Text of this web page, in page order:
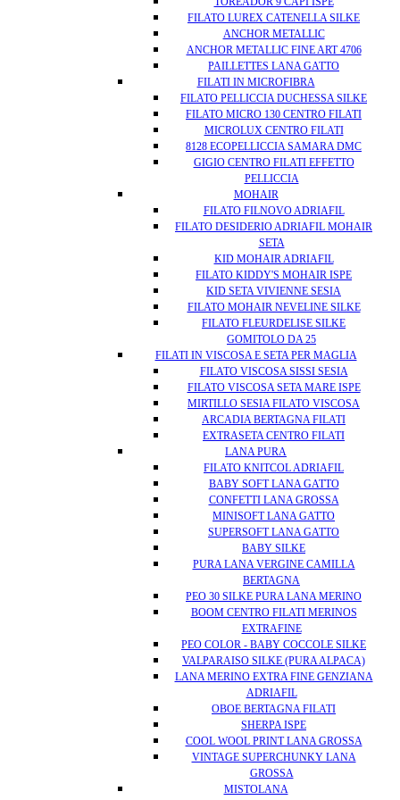
FILATO LUREX CATENELLA SILKE
ANCHOR METALLIC
ANCHOR METALLIC FINE ART 4706
PAILLETTES LANA GATTO
FILATI IN MICROFIBRA
FILATO PELLICCIA DUCHESSA SILKE
FILATO MICRO 130 CENTRO FILATI
MICROLUX CENTRO FILATI
8128 ECOPELLICCIA SAMARA DMC
GIGIO CENTRO FILATI EFFETTO
PELLICCIA
MOHAIR
FILATO FILNOVO ADRIAFIL
FILATO DESIDERIO ADRIAFIL MOHAIR
SETA
KID MOHAIR ADRIAFIL
FILATO KIDDY'S MOHAIR ISPE
KID SETA VIVIENNE SESIA
FILATO MOHAIR NEVELINE SILKE
FILATO FLEURDELISE SILKE
GOMITOLO DA 25
FILATI IN VISCOSA E SETA PER MAGLIA
FILATO VISCOSA SISSI SESIA
FILATO VISCOSA SETA MARE ISPE
MIRTILLO SESIA FILATO VISCOSA
ARCADIA BERTAGNA FILATI
EXTRASETA CENTRO FILATI
LANA PURA
FILATO KNITCOL ADRIAFIL
BABY SOFT LANA GATTO
CONFETTI LANA GROSSA
MINISOFT LANA GATTO
SUPERSOFT LANA GATTO
BABY SILKE
PURA LANA VERGINE CAMILLA
BERTAGNA
PEO 30 SILKE PURA LANA MERINO
BOOM CENTRO FILATI MERINOS
EXTRAFINE
PEO COLOR - BABY COCCOLE SILKE
VALPARAISO SILKE (PURA ALPACA)
LANA MERINO EXTRA FINE GENZIANA
ADRIAFIL
OBOE BERTAGNA FILATI
SHERPA ISPE
COOL WOOL PRINT LANA GROSSA
VINTAGE SUPERCHUNKY LANA
GROSSA
MISTOLANA